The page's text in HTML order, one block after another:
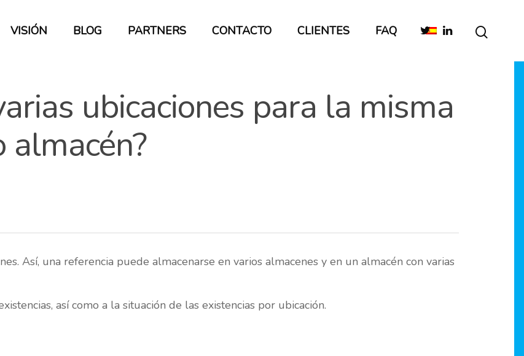
VISIÓN BLOG PARTNERS CONTACTO CLIENTES FAQ
ubicaciones para la misma
almacén?
Así, una referencia puede almacenarse en varios almacenes y en un almacén con varias
así como a la situación de las existencias por ubicación.